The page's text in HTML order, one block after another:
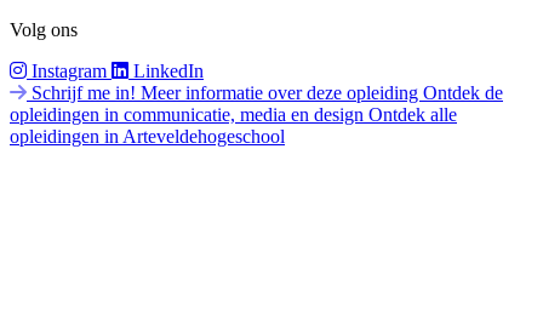
Volg ons
Instagram
LinkedIn
Schrijf me in! Meer informatie over deze opleiding Ontdek de
opleidingen in communicatie, media en design Ontdek alle
opleidingen in Arteveldehogeschool